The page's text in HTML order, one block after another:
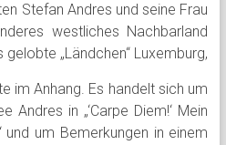
Stefan Andres und seine Frau
westliches Nachbarland
„Ländchen“ Luxemburg,
im Anhang. Es handelt sich um
Andres in „‘Carpe Diem!‘ Mein
und um Bemerkungen in einem